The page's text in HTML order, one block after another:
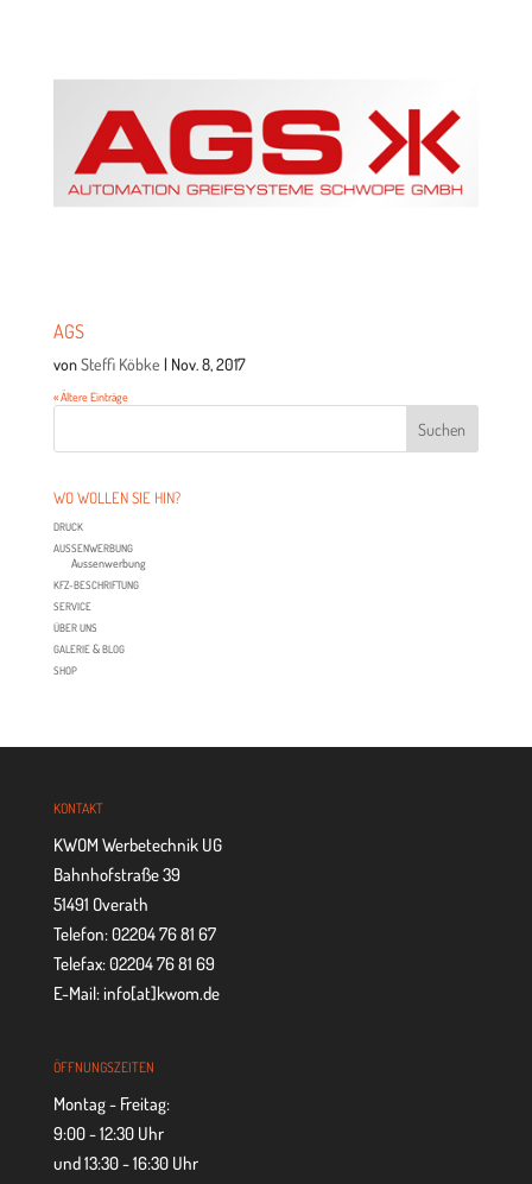
AGS
vonSteffi Köbke | Nov. 8, 2017
« Ältere Einträge
WO WOL­LEN SIE HIN?
DRUCK
AUS­SEN­WER­BUNG
Aus­sen­wer­bung
KFZ-BESCHRIF­TUNG
SER­VICE
ÜBER UNS
GALE­RIE&BLOG
SHOP
KON­TAKT
KWOM Werbetechnik UG
Bahnhofstraße 39
51491 Overath
Telefon: 02204 76 81 67
Telefax: 02204 76 81 69
E-Mail: info[at]kwom.de
ÖFF­NUNGS­ZEI­TEN
Montag - Freitag:
9:00 - 12:30 Uhr
und 13:30 - 16:30 Uhr